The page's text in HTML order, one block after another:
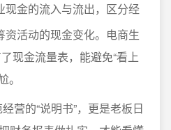
现金的流入与流出，区分经
资活动的现金变化。电商生
现金流量表，能避免“看上
。
营的“说明书”，更是老板日